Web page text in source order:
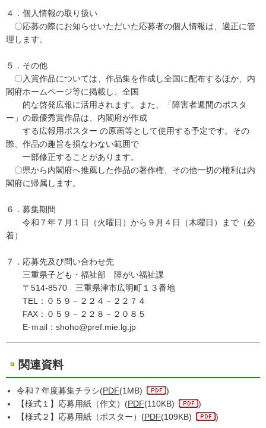
４．個人情報の取り扱い
〇応募の際にお知らせいただいた応募者の個人情報は、適正に管
理します。
５．その他
〇入賞作品については、作品集を作成し全国に配布するほか、内
閣府ホームページ等に掲載し、全国
的な啓発広報に活用されます。また、「障害者週間のポスタ
ー」の最優秀賞作品は、内閣府が作成
する広報用ポスター の原画等として使用する予定です。その
際、作品の趣旨を損なわない範囲で
一部修正することがあります。
〇県から内閣府へ推薦した作品の著作権、その他一切の権利は内
閣府に帰属します。
６．募集期間
令和７年７月１日（火曜日）から９月４日（木曜日）まで（必
着）
７．応募先及び問い合わせ先
三重県子ども・福祉部 障がい福祉課
〒514-8570 三重県津市広明町１３番地
TEL：０５９－２２４－２２７４
FAX：０５９－２２８－２０８５
E-ｍail：shoho@pref.mie.lg.jp
関連資料
令和７年度募集チラシ(PDF(1MB)
)
【様式１】応募用紙（作文）(PDF(110KB)
)
【様式２】応募用紙（ポスター）(PDF(109KB) )